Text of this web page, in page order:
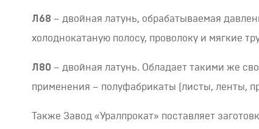
Л68 – двойная латунь, обрабатываемая
холоднокатаную полосу, проволоку и мягкие
Л80 – двойная латунь. Обладает такими же
применения – полуфабрикаты (листы, ленты,
Также Завод «Уралпрокат» поставляет